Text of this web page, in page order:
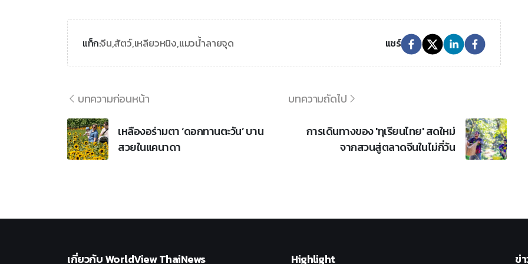
แท็ก:จีน,สัตว์,เหลียวหนิง,แมวน้ำลายจุด แชร์
บทความก่อนหน้า
เหลืองอร่ามตา ‘ดอกทานตะวัน’ บาน
สวยในแคนาดา
บทความถัดไป
การเดินทางของ 'ทุเรียนไทย' สดใหม่
จากสวนสู่ตลาดจีนในไม่กี่วัน
เกี่ยวกับWorldView ThaiNews Highlight ข่